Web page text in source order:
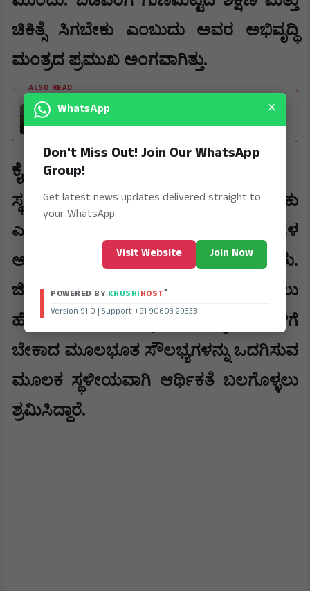
ಚಿಕಿತ್ಸೆ ಸಿಗಬೇಕು ಎಂಬುದು ಅವರ ಅಭಿವೃದ್ಧಿ
ಮಂತ್ರದ ಪ್ರಮುಖ ಅಂಗವಾಗಿತ್ತು.
ALSO READ
ನೂತನ ಸಚಿವ ಟಿ.ರಘುಮೂರ್ತಿವರಿಗೆ ಹೂವಿನ ಮಳೆ ಸುರಿಸಿ
ಕೈಗಾರಿಕೆ ಮತ್ತು ಉದ್ಯೋಗಾವಕಾಶ-
ಸ್ಥಳೀಯ ಯುವಕರಿಗೆ ಉದ್ಯೋಗ ಸಿಗಬೇಕು
ಎಂಬ ಉದ್ದೇಶದಿಂದ ಕೈಗಾರಿಕಾ ಪ್ರದೇಶಗಳ
ಅಭಿವೃದ್ಧಿಗೆ ಅವರು ಹೆಚ್ಚಿನ ಒತ್ತು ನೀಡಿದ್ದರು.
ಜಿಲ್ಲೆಯ ಆರ್ಥಿಕ ಪರಿಸ್ಥಿತಿಯನ್ನು ಸುಧಾರಿಸಲು
ಹೊಸ ಯೋಜನೆಗಳನ್ನು ರೂಪಿಸಿ
ಕೈಗಾರಿಕೆಗಳಿಗೆ
ಬೇಕಾದ ಮೂಲಭೂತ ಸೌಲಭ್ಯಗಳನ್ನು ಒದಗಿಸುವ
ಮೂಲಕ ಸ್ಥಳೀಯವಾಗಿ ಆರ್ಥಿಕತೆ ಬಲಗೊಳ್ಳಲು
ಶ್ರಮಿಸಿದ್ದಾರೆ.
WhatsApp ×
Don't Miss Out! Join Our WhatsApp
Group!
Get latest news updates delivered straight to
your WhatsApp.
Visit Website Join Now
POWERED BY KHUSHIHOST®
Version 91.0 | Support +91 90603 29333